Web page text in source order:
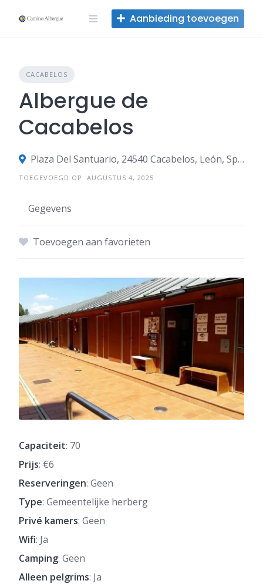
naar
Aanbieding toevoegen
CACABELOS
Albergue de
Cacabelos
Plaza Del Santuario, 24540 Cacabelos, León, Spanje
TOEGEVOEGD OP: AUGUSTUS 4, 2025
Gegevens
Toevoegen aan favorieten
Capaciteit: 70
Prijs: €6
Reserveringen: Geen
Type: Gemeentelijke herberg
Privé kamers: Geen
Wifi: Ja
Camping: Geen
Alleen pelgrims: Ja